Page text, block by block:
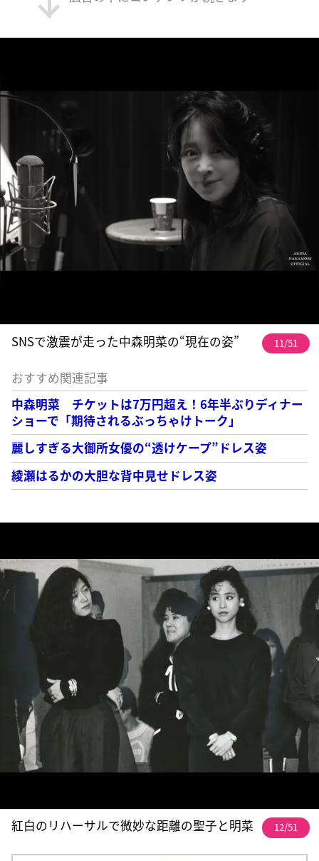
SNSで激震が走った中森明菜の“現在の姿” 11/51
おすすめ関連記事
中森明菜 チケットは7万円超え！6年半ぶりディナー
ショーで「期待されるぶっちゃけトーク」
麗しすぎる大御所女優の“透けケープ”ドレス姿
綾瀬はるかの大胆な背中見せドレス姿
紅白のリハーサルで微妙な距離の聖子と明菜 12/51